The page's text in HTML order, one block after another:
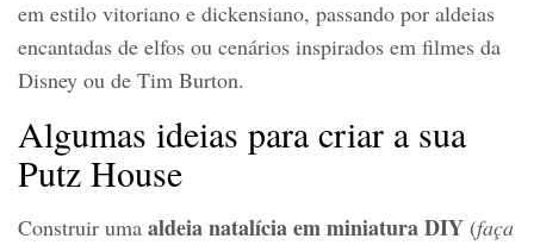
em estilo vitoriano e dickensiano, passando por aldeias
encantadas de elfos ou cenários inspirados em filmes da
Disney ou de Tim Burton.
Algumas ideias para criar a sua
Putz House
Construir uma aldeia natalícia em miniaturaDIY (faça